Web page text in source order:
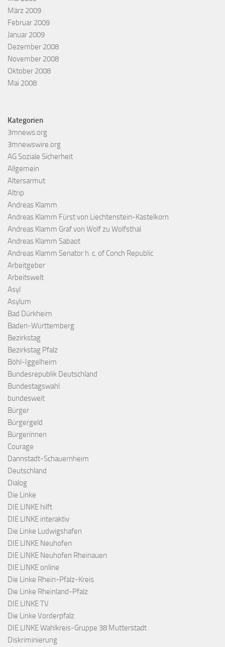
März 2009
Februar 2009
Januar 2009
Dezember 2008
November 2008
Oktober 2008
Mai 2008
Kategorien
3mnews.org
3mnewswire.org
AG Soziale Sicherheit
Allgemein
Altersarmut
Altrip
Andreas Klamm
Andreas Klamm Fürst von Liechtenstein-Kastelkorn
Andreas Klamm Graf von Wolf zu Wolfsthal
Andreas Klamm Sabaot
Andreas Klamm Senator h. c. of Conch Republic
Arbeitgeber
Arbeitswelt
Asyl
Asylum
Bad Dürkheim
Baden-Württemberg
Bezirkstag
Bezirkstag Pfalz
Böhl-Iggelheim
Bundesrepublik Deutschland
Bundestagswahl
bundesweit
Bürger
Bürgergeld
Bürgerinnen
Courage
Dannstadt-Schauernheim
Deutschland
Dialog
Die Linke
DIE LINKE hilft
DIE LINKE interaktiv
Die Linke Ludwigshafen
DIE LINKE Neuhofen
DIE LINKE Neuhofen Rheinauen
DIE LINKE online
Die Linke Rhein-Pfalz-Kreis
Die Linke Rheinland-Pfalz
DIE LINKE TV
Die Linke Vorderpfalz
DIE LINKE Wahlkreis-Gruppe 38 Mutterstadt
Diskriminierung